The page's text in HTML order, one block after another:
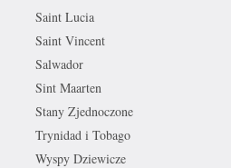
Saint Lucia
Saint Vincent
Salwador
Sint Maarten
Stany Zjednoczone
Trynidad i Tobago
Wyspy Dziewicze